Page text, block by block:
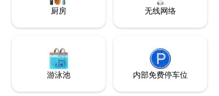
厨房 无线网络
游泳池 内部免费停车位